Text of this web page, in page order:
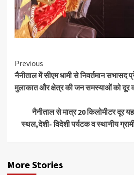
Continue
Reading
Previous
नैनीताल में सीएम धामी से निवर्तमान सभासद
मुलाकात और क्षेत्र की जन समस्याओं को दूर
नैनीताल से मात्र 20 किलोमीटर दूर
स्थल,देशी- विदेशी पर्यटक व स्थानीय
More Stories